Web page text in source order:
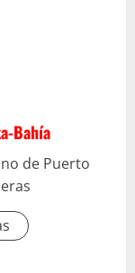
Bahía
de Puerto